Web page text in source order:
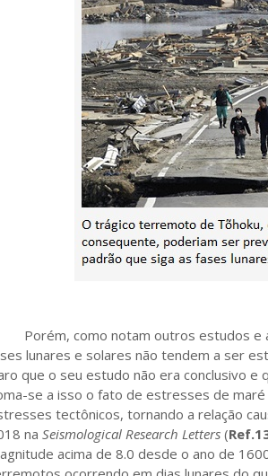
como notam outros estudos e
lunares e solares não tendem a ser
que o seu estudo não era conclusivo e
se a isso o fato de estresses de
tectônicos, tornando a relação
na Seismological Research Letters (
acima de 8.0 desde o ano de